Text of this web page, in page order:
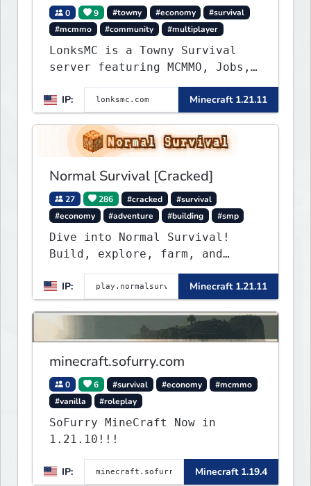
0 9 #towny #economy
#survival
#mcmmo
#community #multiplayer
LonksMC is a Towny Survival
server featuring MCMMO, Jobs,
free rank progression, and
weekly events. We focus on a
friendly community, balanced
economy, and long-term
survival gameplay.
IP: Minecraft 1.21.11
Normal Survival [Cracked]
27 286 #cracked
#survival
#economy
#adventure #building #smp
Dive into Normal Survival!
Build, explore, farm, and
community. Enjoy weekly
updates, new features, and
endless adventures!
IP: Minecraft 1.21.11
minecraft.sofurry.com
0 6 #survival #economy
#mcmmo
#vanilla
#roleplay
SoFurry MineCraft Now in
1.21.10!!!
IP: Minecraft 1.19.4